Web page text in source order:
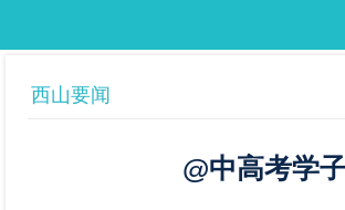
西山要闻
@中高考学